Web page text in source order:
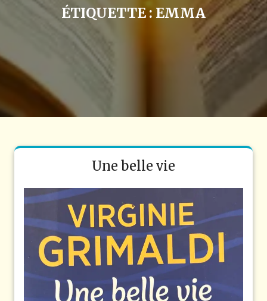
ÉTIQUETTE : EMMA
Une belle vie